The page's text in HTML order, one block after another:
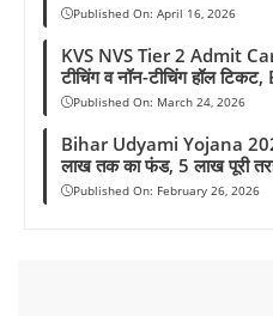
Published On: April 16, 2026
KVS NVS Tier 2 Admit
टीचिंग व नॉन-टीचिंग हॉल
Published On: March 24, 2026
Bihar Udyami Yojana
लाख तक का फंड, 5 लाख पूरी
Published On: February 26, 2026